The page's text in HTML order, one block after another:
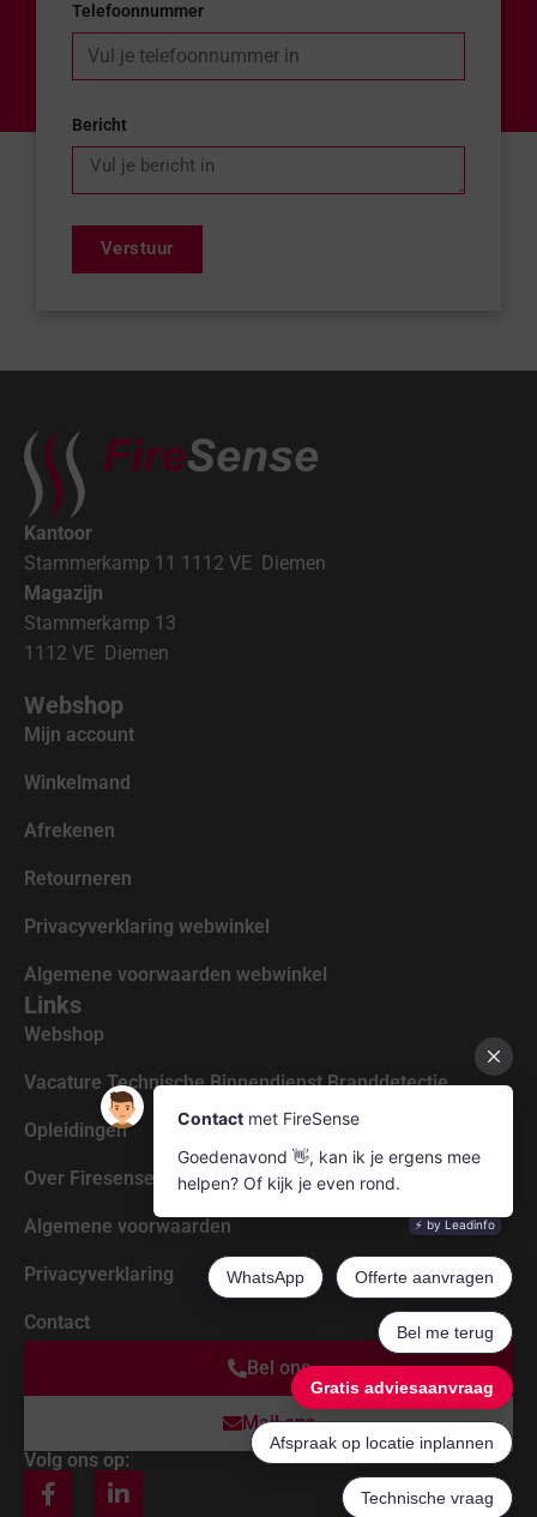
Telefoonnummer
Bericht
Verstuur
Kantoor
Stammerkamp 11 1112 VE Diemen
Magazijn
Stammerkamp 13
1112 VE Diemen
Webshop
Mijn account
Winkelmand
Afrekenen
Retourneren
Privacyverklaring webwinkel
Algemene voorwaarden webwinkel
Links
Webshop
Vacature Technische Binnendienst Branddetectie
Opleidingen
Over Firesense
Algemene voorwaarden
Privacyverklaring
Contact
Bel ons
Mail ons
Volg ons op: